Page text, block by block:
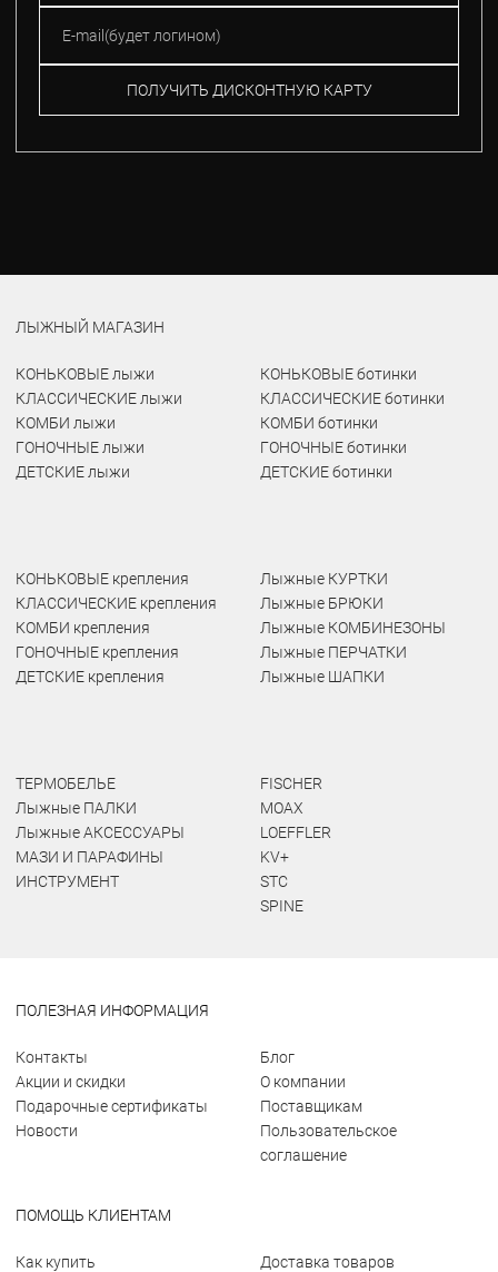
ПОЛУЧИТЬ ДИСКОНТНУЮ КАРТУ
ЛЫЖНЫЙ МАГАЗИН
КОНЬКОВЫЕ лыжи
КЛАССИЧЕСКИЕ лыжи
КОМБИ лыжи
ГОНОЧНЫЕ лыжи
ДЕТСКИЕ лыжи
КОНЬКОВЫЕ ботинки
КЛАССИЧЕСКИЕ ботинки
КОМБИ ботинки
ГОНОЧНЫЕ ботинки
ДЕТСКИЕ ботинки
КОНЬКОВЫЕ крепления
КЛАССИЧЕСКИЕ крепления
КОМБИ крепления
ГОНОЧНЫЕ крепления
ДЕТСКИЕ крепления
Лыжные КУРТКИ
Лыжные БРЮКИ
Лыжные КОМБИНЕЗОНЫ
Лыжные ПЕРЧАТКИ
Лыжные ШАПКИ
ТЕРМОБЕЛЬЕ
Лыжные ПАЛКИ
Лыжные АКСЕССУАРЫ
МАЗИ И ПАРАФИНЫ
ИНСТРУМЕНТ
FISCHER
MOAX
LOEFFLER
KV+
STC
SPINE
ПОЛЕЗНАЯ ИНФОРМАЦИЯ
Контакты
Акции и скидки
Подарочные сертификаты
Новости
Блог
О компании
Поставщикам
Пользовательское
соглашение
ПОМОЩЬ КЛИЕНТАМ
Как купить
Доставка товаров